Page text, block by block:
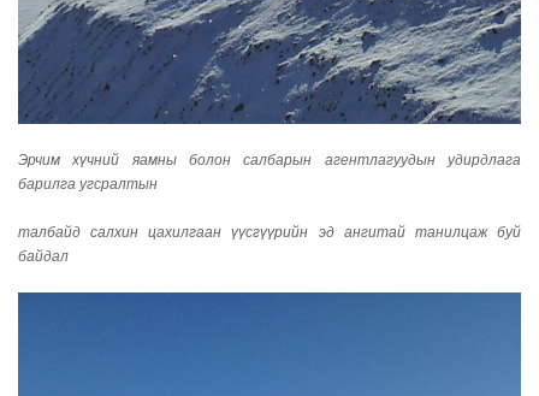
Эрчим хүчний яамны болон салбарын агентлагуудын удирдлага
барилга угсралтын
талбайд салхин цахилгаан үүсгүүрийн эд ангитай танилцаж буй
байдал